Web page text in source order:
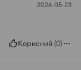
2026-05-23
Корисний (0)